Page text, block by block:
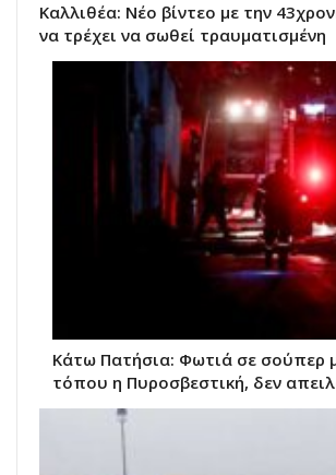
Kαλλιθέα: Νέο βίντεο με την
να τρέχει να σωθεί τραυματισμένη
Κάτω Πατήσια: Φωτιά σε σούπερ
τόπου η Πυροσβεστική, δεν